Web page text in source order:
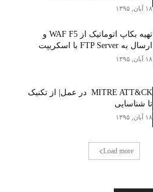
۱۸ آبان, ۱۳۹۵
تهیه بکاپ اتوماتیک از WAF F5 و
ارسال به FTP Server با اسکریپت
۱۸ آبان, ۱۳۹۵
MITRE ATT&CK در عمل| از تکنیک
تا شناسایی
۱۸ آبان, ۱۳۹۵
Load more